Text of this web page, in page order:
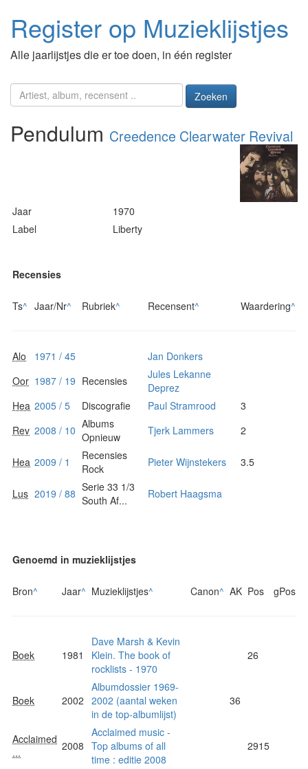
Register op Muzieklijstjes
Alle jaarlijstjes die er toe doen, in één register
Zoeken
Pendulum Creedence Clearwater Revival
Jaar
1970
Label
Liberty
Recensies
Ts^ Jaar/Nr^ Rubriek^ Recensent^ Waardering^
Alo 1971 / 45
Jan Donkers
Oor 1987 / 19 Recensies
Jules Lekanne
Deprez
Hea 2005 / 5 Discografie Paul Stramrood
3
Rev 2008 / 10 Albums
Opnieuw
Tjerk Lammers 2
Hea 2009 / 1
Recensies
Rock
Pieter Wijnstekers 3.5
Lus 2019 / 88 Serie 33 1/3
South Af...
Robert Haagsma
Genoemd in muzieklijstjes
Bron^ Jaar^ Muzieklijstjes^ Canon^ AK Pos gPos
Boek 1981
Dave Marsh & Kevin
Klein. The book of
rocklists - 1970
26
Boek 2002
Albumdossier 1969-
2002 (aantal weken
in de top-albumlijst)
36
Acclaimed
...
2008
Acclaimed music -
Top albums of all
time : editie 2008
2915